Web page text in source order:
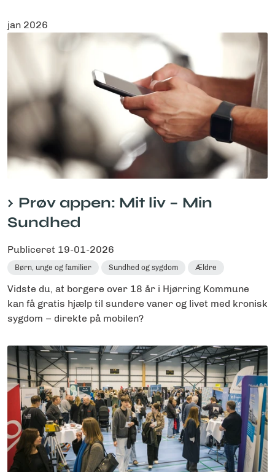
jan 2026
Prøv appen: Mit liv – Min
Sundhed
Publiceret 19-01-2026
Børn, unge og familier Sundhed og sygdom Ældre
Vidste du, at borgere over 18 år i Hjørring Kommune
kan få gratis hjælp til sundere vaner og livet med kronisk
sygdom – direkte på mobilen?